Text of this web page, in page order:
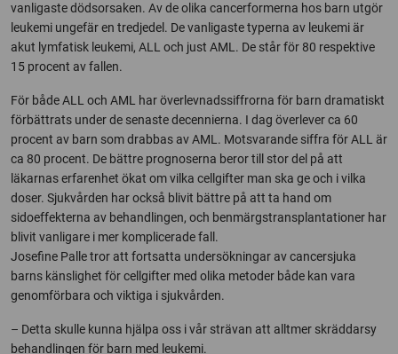
vanligaste dödsorsaken. Av de olika cancerformerna hos barn utgör
leukemi ungefär en tredjedel. De vanligaste typerna av leukemi är
akut lymfatisk leukemi, ALL och just AML. De står för 80 respektive
15 procent av fallen.
För både ALL och AML har överlevnadssiffrorna för barn dramatiskt
förbättrats under de senaste decennierna. I dag överlever ca 60
procent av barn som drabbas av AML. Motsvarande siffra för ALL är
ca 80 procent. De bättre prognoserna beror till stor del på att
läkarnas erfarenhet ökat om vilka cellgifter man ska ge och i vilka
doser. Sjukvården har också blivit bättre på att ta hand om
sidoeffekterna av behandlingen, och benmärgstransplantationer har
blivit vanligare i mer komplicerade fall.
Josefine Palle tror att fortsatta undersökningar av cancersjuka
barns känslighet för cellgifter med olika metoder både kan vara
genomförbara och viktiga i sjukvården.
– Detta skulle kunna hjälpa oss i vår strävan att alltmer skräddarsy
behandlingen för barn med leukemi.